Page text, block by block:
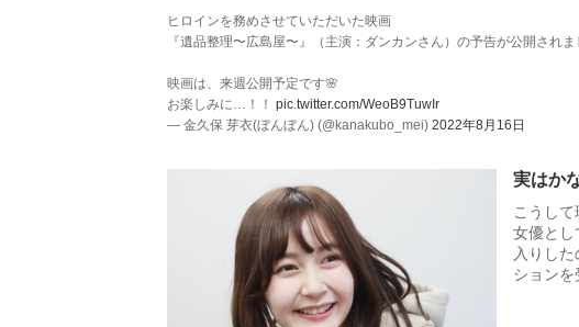
ヒロインを務めさせていただいた映画
『遺品整理〜広島屋〜』（主演：ダンカンさん）の予告が公開されま
映画は、来週公開予定です🌸
お楽しみに…！！ pic.twitter.com/WeoB9TuwIr
— 金久保 芽衣(ぼんぼん) (@kanakubo_mei) 2022年8月16日
実はか
こうし
女優とし
入りし
ションを